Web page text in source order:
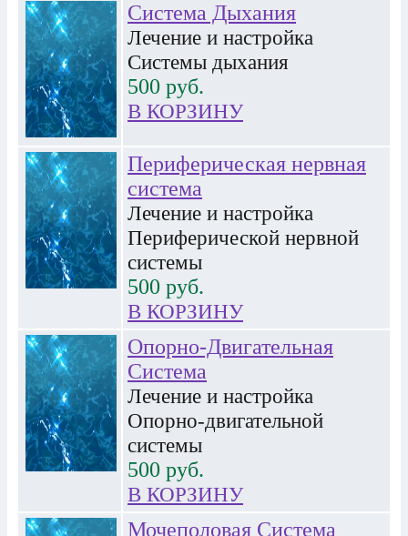
Система Дыхания
Лечение и настройка
Системы дыхания
500 руб.
В КОРЗИНУ
Периферическая нервная
система
Лечение и настройка
Периферической нервной
системы
500 руб.
В КОРЗИНУ
Опорно-Двигательная
Система
Лечение и настройка
Опорно-двигательной
системы
500 руб.
В КОРЗИНУ
Мочеполовая Система